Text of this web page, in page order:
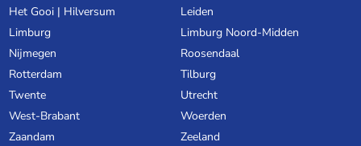
Het Gooi | Hilversum
Leiden
Limburg
Limburg Noord-Midden
Nijmegen
Roosendaal
Rotterdam
Tilburg
Twente
Utrecht
West-Brabant
Woerden
Zaandam
Zeeland